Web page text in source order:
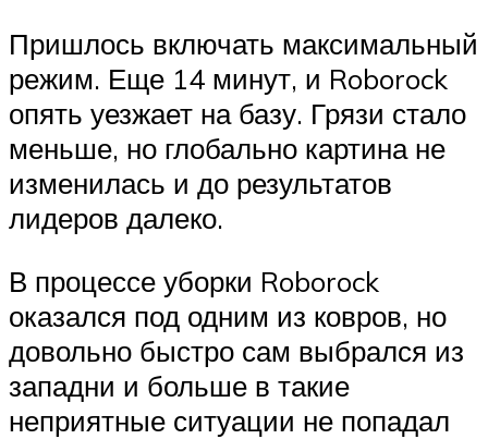
Пришлось включать максимальный
режим. Еще 14 минут, и Roborock
опять уезжает на базу. Грязи стало
меньше, но глобально картина не
изменилась и до результатов
лидеров далеко.
В процессе уборки Roborock
оказался под одним из ковров, но
довольно быстро сам выбрался из
западни и больше в такие
неприятные ситуации не попадал